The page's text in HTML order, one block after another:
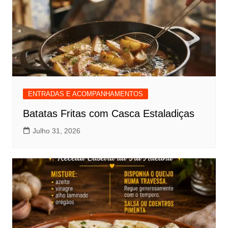
ENTRADAS E ACOMPANHAMENTOS
Batatas Fritas com Casca Estaladiças
Julho 31, 2026